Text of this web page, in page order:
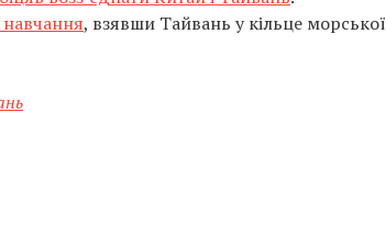
навчання, взявши Тайвань у кільце морської